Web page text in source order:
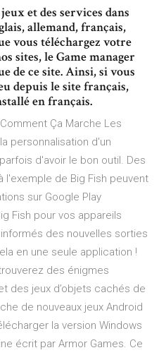
et des services dans
allemand, français,
vous téléchargez votre
sites, le Game manager
de ce site. Ainsi, si vous
depuis le site français,
en français.
Ça Marche Les
personnalisation d'un
d'avoir le bon outil. Des
de Big Fish peuvent
sur Google Play
Fish pour vos appareils
des nouvelles sorties
en une seule application !
des énigmes
des jeux d’objets cachés de
de nouveaux jeux Android
la version Windows
écrit par Armor Games. Ce